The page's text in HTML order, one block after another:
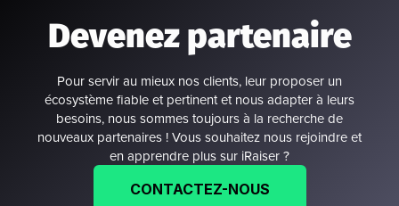
Devenez partenaire
Pour servir au mieux nos clients, leur proposer un
écosystème fiable et pertinent et nous adapter à leurs
besoins, nous sommes toujours à la recherche de
nouveaux partenaires ! Vous souhaitez nous rejoindre et
en apprendre plus sur iRaiser ?
CONTACTEZ-NOUS